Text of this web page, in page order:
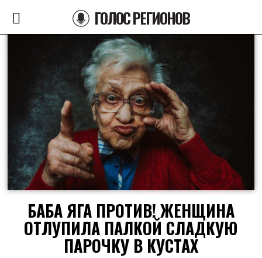
ГОЛОС РЕГИОНОВ
БАБА ЯГА ПРОТИВ! ЖЕНЩИНА
ОТЛУПИЛА ПАЛКОЙ СЛАДКУЮ
ПАРОЧКУ В КУСТАХ